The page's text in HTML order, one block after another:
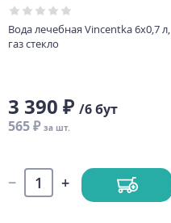
Вода лечебная Vincentka 6х0,7 л,
газ стекло
3 390 ₽ /6 бут
565 ₽ за шт.